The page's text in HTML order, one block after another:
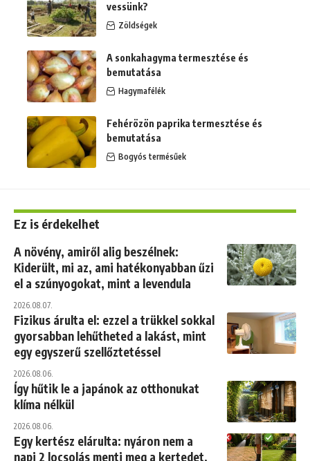
vessünk?
Zöldségek
A sonkahagyma termesztése és
bemutatása
Hagymafélék
Fehérözön paprika termesztése és
bemutatása
Bogyós termésűek
Ez is érdekelhet
A növény, amiről alig beszélnek:
Kiderült, mi az, ami hatékonyabban űzi
el a szúnyogokat, mint a levendula
2026.08.07.
Fizikus árulta el: ezzel a trükkel sokkal
gyorsabban lehűtheted a lakást, mint
egy egyszerű szellőztetéssel
2026.08.06.
Így hűtik le a japánok az otthonukat
klíma nélkül
2026.08.06.
Egy kertész elárulta: nyáron nem a
napi 2 locsolás menti meg a kertedet,